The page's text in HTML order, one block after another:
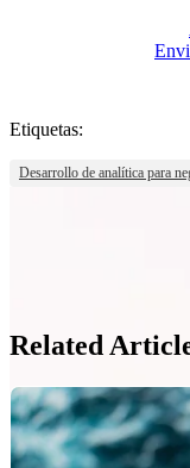
Etiquetas:
Desarrollo de analítica para
Related